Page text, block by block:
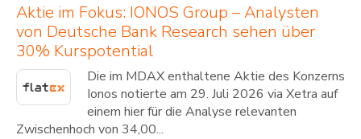
Aktie im Fokus: IONOS Group – Analysten
von Deutsche Bank Research sehen über
30% Kurspotential
Die im MDAX enthaltene Aktie des Konzerns
Ionos notierte am 29. Juli 2026 via Xetra auf
einem hier für die Analyse relevanten
Zwischenhoch von 34,00...